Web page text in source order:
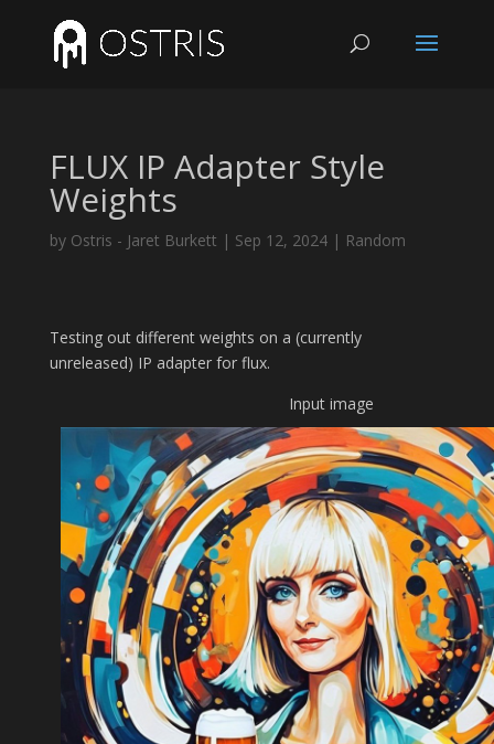
FLUX IP Adapter Style
Weights
by Ostris - Jaret Burkett | Sep 12, 2024| Random
Testing out different weights on a (currently
unreleased) IP adapter for flux.
Input image